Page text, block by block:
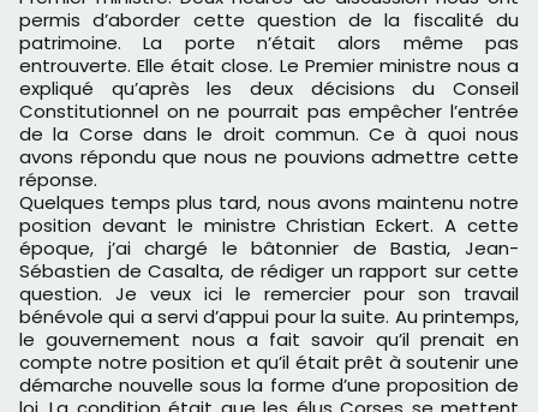
permis d’aborder cette question de la fiscalité du
patrimoine. La porte n’était alors même pas
entrouverte. Elle était close. Le Premier ministre nous a
expliqué qu’après les deux décisions du Conseil
Constitutionnel on ne pourrait pas empêcher l’entrée
de la Corse dans le droit commun. Ce à quoi nous
avons répondu que nous ne pouvions admettre cette
réponse.
Quelques temps plus tard, nous avons maintenu notre
position devant le ministre Christian Eckert. A cette
époque, j’ai chargé le bâtonnier de Bastia, Jean-
Sébastien de Casalta, de rédiger un rapport sur cette
question. Je veux ici le remercier pour son travail
bénévole qui a servi d’appui pour la suite. Au printemps,
le gouvernement nous a fait savoir qu’il prenait en
compte notre position et qu’il était prêt à soutenir une
démarche nouvelle sous la forme d’une proposition de